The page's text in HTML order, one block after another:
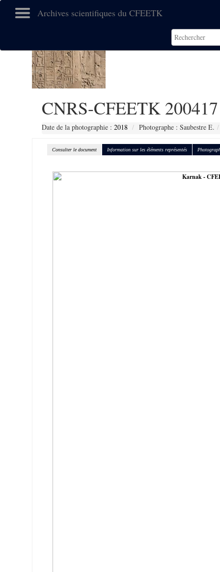
Archives scientifiques du CFEETK
CNRS-CFEETK 200417
Date de la photographie : 2018 Photographe : Saubestre E.
Consulter le document Information sur les éléments représentés